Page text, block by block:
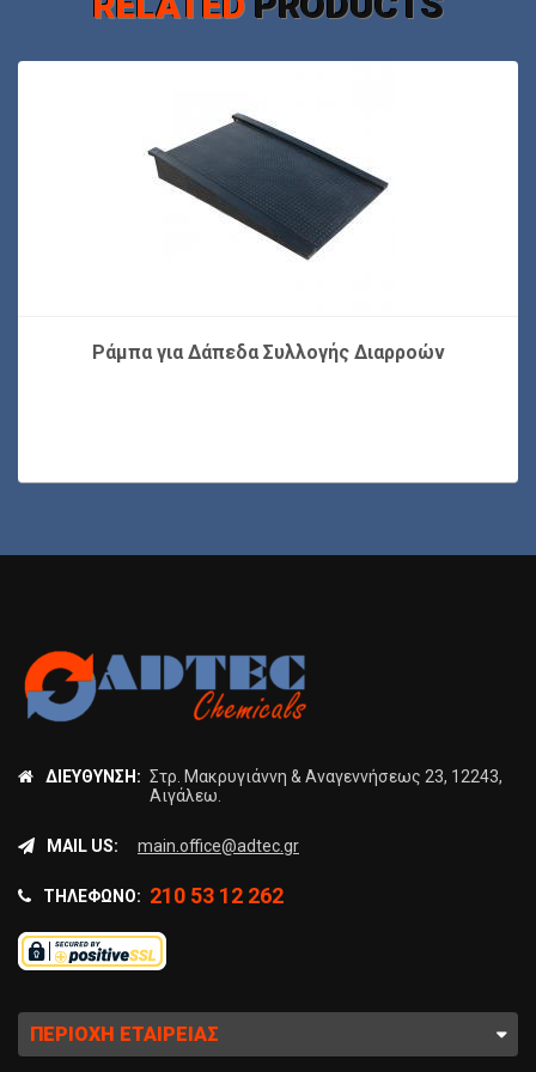
Ράμπα για Δάπεδα Συλλογής Διαρροών
ΔΙΕΎΘΥΝΣΗ: Στρ. Μακρυγιάννη & Αναγεννήσεως 23, 12243,
Αιγάλεω.
MAIL US: main.office@adtec.gr
ΤΗΛΈΦΩΝΟ: 210 53 12 262
ΠΕΡΙΟΧΉ ΕΤΑΙΡΕΊΑΣ